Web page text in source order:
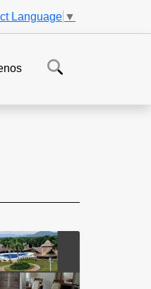
Language ▼